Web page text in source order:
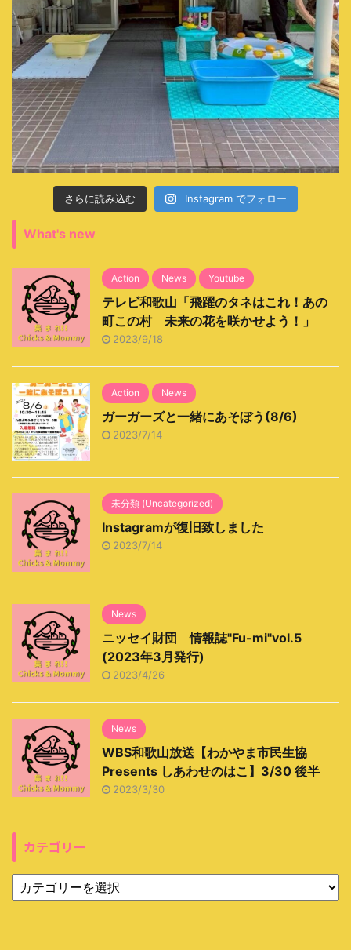
さらに読み込む Instagram でフォロー
What's new
Action News Youtube
テレビ和歌山「飛躍のタネはこれ！あの
町この村 未来の花を咲かせよう！」
2023/9/18
Action News
ガーガーズと一緒にあそぼう(8/6)
2023/7/14
未分類 (Uncategorized)
Instagramが復旧致しました
2023/7/14
News
ニッセイ財団 情報誌"Fu-mi"vol.5
(2023年3月発行)
2023/4/26
News
WBS和歌山放送【わかやま市民生協
Presents しあわせのはこ】3/30 後半
2023/3/30
カテゴリー